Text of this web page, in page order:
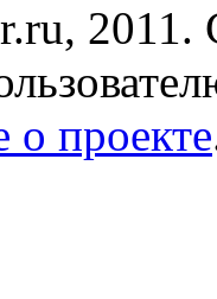
2011.
о проекте